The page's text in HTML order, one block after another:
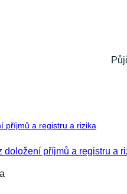
příjmů a registru a rizika
doložení příjmů a registru a